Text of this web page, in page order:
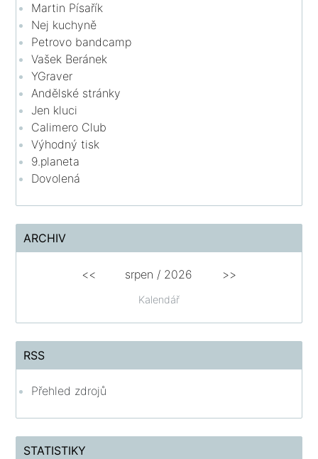
Martin Písařík
Nej kuchyně
Petrovo bandcamp
Vašek Beránek
YGraver
Andělské stránky
Jen kluci
Calimero Club
Výhodný tisk
9.planeta
Dovolená
ARCHIV
Kalendář
<< srpen / 2026 >>
RSS
Přehled zdrojů
STATISTIKY